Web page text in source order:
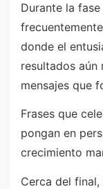
Durante la
donde el
resultados aún
mensajes que
Frases que
pongan en
crecimiento
Cerca del